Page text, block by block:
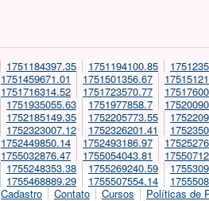
1751184397.35 1751194100.85
1751459671.01 1751501356.67
1751716314.52 1751723570.77
1751935055.63 1751977858.7
1752185149.35 1752205773.55
1752323007.12 1752326201.41
1752449850.14 1752493186.97
1755032876.47 1755054043.81
1755248353.38 1755269240.59
1755468889.29 1755507554.14
Cadastro Contato Cursos Políticas de